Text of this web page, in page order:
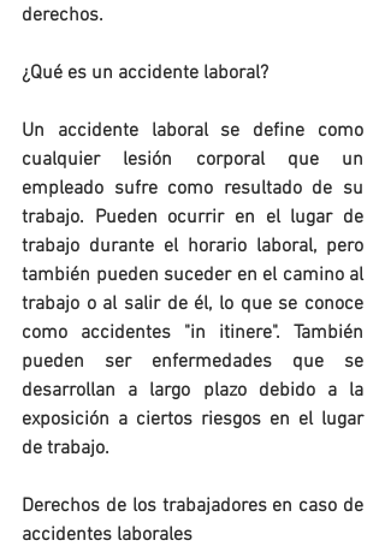
derechos.
¿Qué es un accidente laboral?
Un accidente laboral se define como
cualquier lesión corporal que un
empleado sufre como resultado de su
trabajo. Pueden ocurrir en el lugar de
trabajo durante el horario laboral, pero
también pueden suceder en el camino al
trabajo o al salir de él, lo que se conoce
como accidentes "in itinere". También
pueden ser enfermedades que se
desarrollan a largo plazo debido a la
exposición a ciertos riesgos en el lugar
de trabajo.
Derechos de los trabajadores en caso de
accidentes laborales